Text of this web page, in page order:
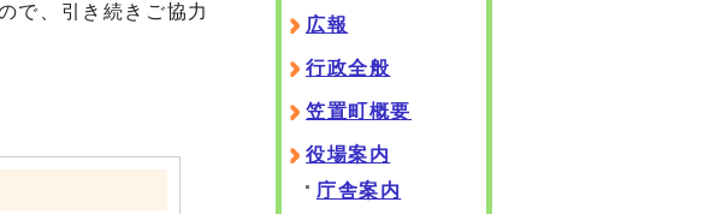
で、引き続きご協力
広報
行政全般
笠置町概要
役場案内
庁舎案内